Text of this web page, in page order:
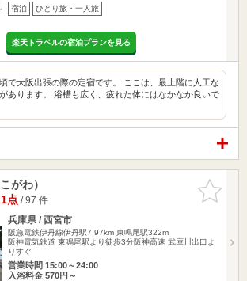
宿泊 ひとり旅・一人旅
楽天トラベルの宿泊プランを見る
で大阪出張の際の定宿です。 ここは、最上階に人工な
あります。 浴槽も広く、疲れた体にはなかなか良いで
お気に入
りに追加
がわ）
点/ 97 件
兵庫県 / 西宮市
阪急電鉄伊丹線伊丹駅7.97km 東鳴尾駅322m
阪神電気鉄道 東鳴尾駅より徒歩3分阪神高速 武庫川出口よ
りすぐ
営業時間 15:00～24:00
入浴料金 570円～